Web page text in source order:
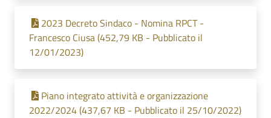
2023 Decreto Sindaco - Nomina RPCT -
Francesco Ciusa (452,79 KB - Pubblicato il
12/01/2023)
Piano integrato attività e organizzazione
2022/2024 (437,67 KB - Pubblicato il 25/10/2022)